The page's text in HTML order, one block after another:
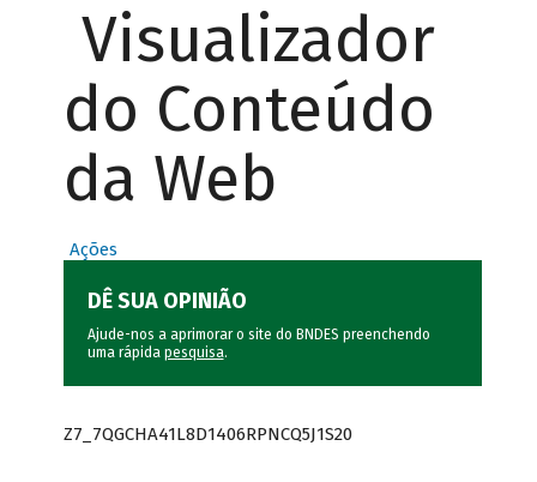
Visualizador
do Conteúdo
da Web
Ações
DÊ SUA OPINIÃO
Ajude-nos a aprimorar o site do BNDES preenchendo
uma rápida pesquisa.
Z7_7QGCHA41L8D1406RPNCQ5J1S20